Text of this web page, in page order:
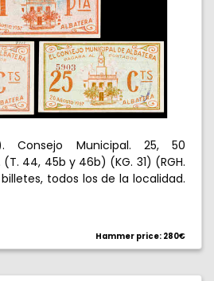
Consejo Municipal. 25, 50
44, 45b y 46b) (KG. 31) (RGH.
billetes, todos los de la localidad.
Hammer price: 280€